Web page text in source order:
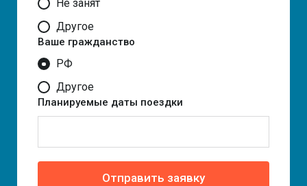
Не занят
Другое
Ваше гражданство
РФ
Другое
Планируемые даты поездки
Отправить заявку